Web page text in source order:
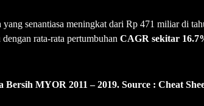
senantiasa meningkat dari Rp 471 miliar di
rata-rata pertumbuhan CAGR sekitar
Bersih MYOR 2011 – 2019. Source : Cheat